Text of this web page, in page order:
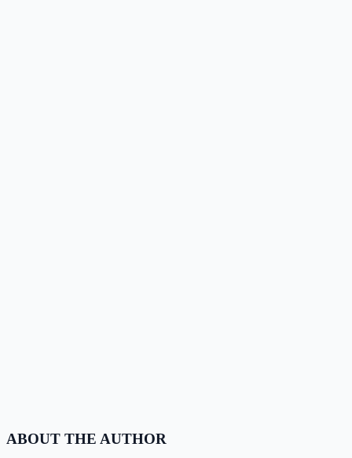
ABOUT THE AUTHOR